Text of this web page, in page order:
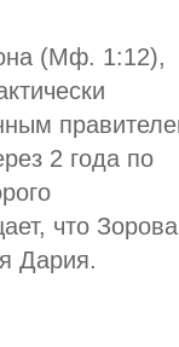
(Мф. 1:12),
2 года по
что
Дария.